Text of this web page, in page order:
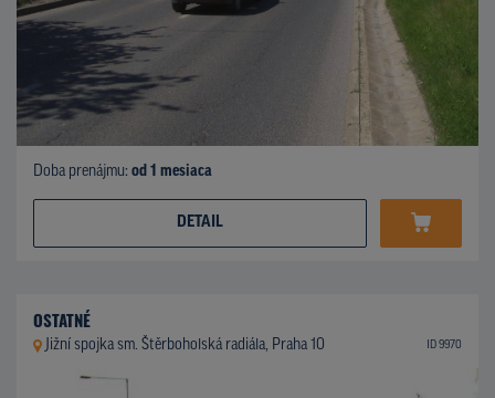
Doba prenájmu: od 1 mesiaca
DETAIL
OSTATNÉ
Jižní spojka sm. Štěrboholská radiála, Praha 10 ID 9970